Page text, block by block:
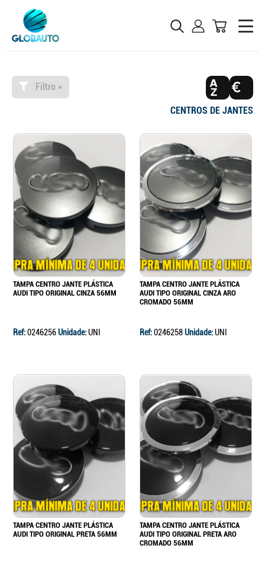
Filtro »
CENTROS DE JANTES
TAMPA CENTRO JANTE PLÁSTICA
AUDI TIPO ORIGINAL CINZA 56MM
Ref:0246256Unidade:UNI
TAMPA CENTRO JANTE PLÁSTICA
AUDI TIPO ORIGINAL CINZA ARO
CROMADO 56MM
Ref:0246258Unidade:UNI
TAMPA CENTRO JANTE PLÁSTICA
AUDI TIPO ORIGINAL PRETA 56MM
TAMPA CENTRO JANTE PLÁSTICA
AUDI TIPO ORIGINAL PRETA ARO
CROMADO 56MM